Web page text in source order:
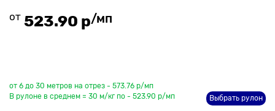
от 523.90 р/мп
от 6 до 30 метров на отрез - 573.76 р/мп
В рулоне в среднем = 30 м/кг по - 523.90 р/мп
Выбрать рулон